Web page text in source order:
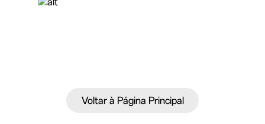
Voltar à Página Principal